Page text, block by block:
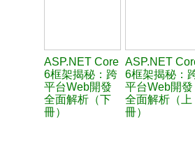
ASP.NET Core
6框架揭秘：跨
平台Web開發
全面解析（下
冊）
ASP.NET
6框架揭秘：
平台Web開發
全面解析（上
冊）